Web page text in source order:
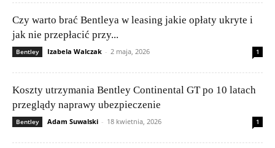
Czy warto brać Bentleya w leasing jakie opłaty ukryte i
jak nie przepłacić przy...
Bentley Izabela Walczak - 2 maja, 2026 1
Koszty utrzymania Bentley Continental GT po 10 latach
przeglądy naprawy ubezpieczenie
Bentley Adam Suwalski - 18 kwietnia, 2026 1